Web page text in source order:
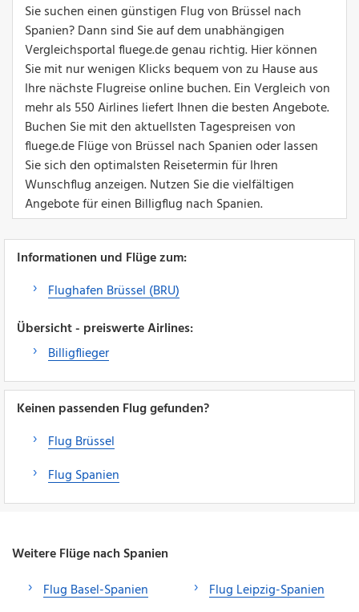
Sie suchen einen günstigen Flug von Brüssel nach
Spanien? Dann sind Sie auf dem unabhängigen
Vergleichsportal fluege.de genau richtig. Hier können
Sie mit nur wenigen Klicks bequem von zu Hause aus
Ihre nächste Flugreise online buchen. Ein Vergleich von
mehr als 550 Airlines liefert Ihnen die besten Angebote.
Buchen Sie mit den aktuellsten Tagespreisen von
fluege.de Flüge von Brüssel nach Spanien oder lassen
Sie sich den optimalsten Reisetermin für Ihren
Wunschflug anzeigen. Nutzen Sie die vielfältigen
Angebote für einen Billigflug nach Spanien.
Informationen und Flüge zum:
Flughafen Brüssel (BRU)
Übersicht - preiswerte Airlines:
Billigflieger
Keinen passenden Flug gefunden?
Flug Brüssel
Flug Spanien
Weitere Flüge nach Spanien
Flug Basel-Spanien
Flug Leipzig-Spanien